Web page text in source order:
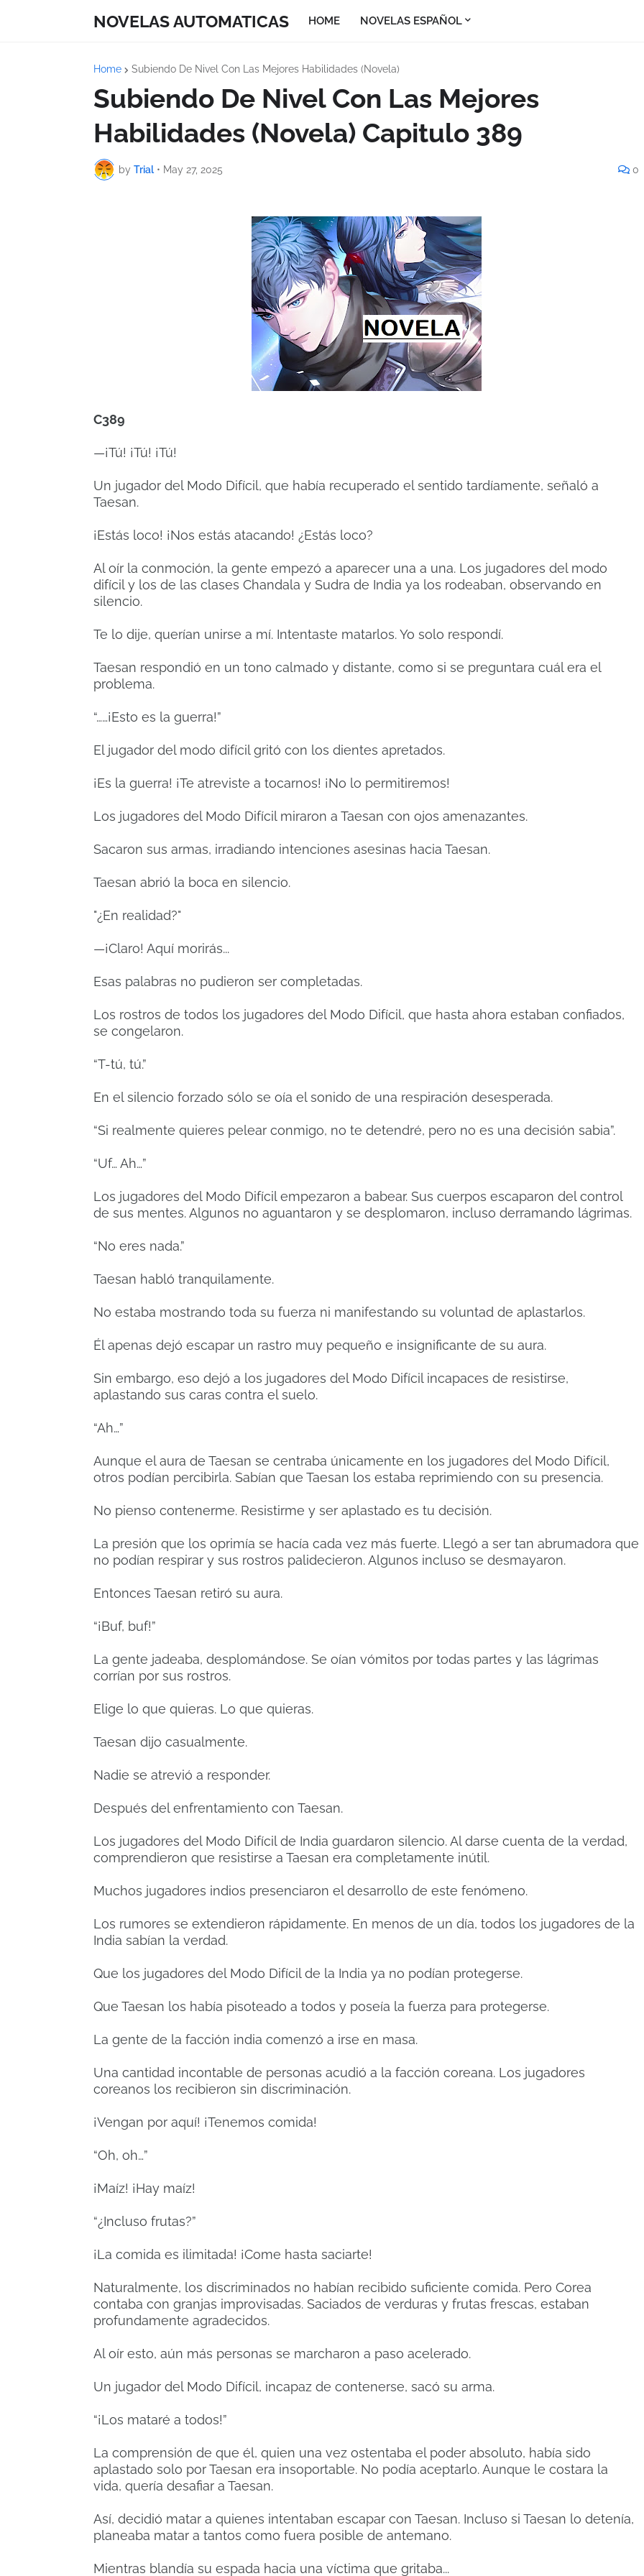
NOVELAS AUTOMATICAS HOME NOVELAS ESPAÑOL
Home Subiendo De Nivel Con Las Mejores Habilidades (Novela)
Subiendo De Nivel Con Las Mejores
Habilidades (Novela) Capitulo 389
by Trial • May 27, 2025 0
C389
—¡Tú! ¡Tú! ¡Tú!
Un jugador del Modo Difícil, que había recuperado el sentido tardíamente, señaló a
Taesan.
¡Estás loco! ¡Nos estás atacando! ¿Estás loco?
Al oír la conmoción, la gente empezó a aparecer una a una. Los jugadores del modo
difícil y los de las clases Chandala y Sudra de India ya los rodeaban, observando en
silencio.
Te lo dije, querían unirse a mí. Intentaste matarlos. Yo solo respondí.
Taesan respondió en un tono calmado y distante, como si se preguntara cuál era el
problema.
“……¡Esto es la guerra!”
El jugador del modo difícil gritó con los dientes apretados.
¡Es la guerra! ¡Te atreviste a tocarnos! ¡No lo permitiremos!
Los jugadores del Modo Difícil miraron a Taesan con ojos amenazantes.
Sacaron sus armas, irradiando intenciones asesinas hacia Taesan.
Taesan abrió la boca en silencio.
"¿En realidad?"
—¡Claro! Aquí morirás...
Esas palabras no pudieron ser completadas.
Los rostros de todos los jugadores del Modo Difícil, que hasta ahora estaban confiados,
se congelaron.
“T-tú, tú.”
En el silencio forzado sólo se oía el sonido de una respiración desesperada.
“Si realmente quieres pelear conmigo, no te detendré, pero no es una decisión sabia”.
“Uf… Ah…”
Los jugadores del Modo Difícil empezaron a babear. Sus cuerpos escaparon del control
de sus mentes. Algunos no aguantaron y se desplomaron, incluso derramando lágrimas.
“No eres nada.”
Taesan habló tranquilamente.
No estaba mostrando toda su fuerza ni manifestando su voluntad de aplastarlos.
Él apenas dejó escapar un rastro muy pequeño e insignificante de su aura.
Sin embargo, eso dejó a los jugadores del Modo Difícil incapaces de resistirse,
aplastando sus caras contra el suelo.
“Ah…”
Aunque el aura de Taesan se centraba únicamente en los jugadores del Modo Difícil,
otros podían percibirla. Sabían que Taesan los estaba reprimiendo con su presencia.
No pienso contenerme. Resistirme y ser aplastado es tu decisión.
La presión que los oprimía se hacía cada vez más fuerte. Llegó a ser tan abrumadora que
no podían respirar y sus rostros palidecieron. Algunos incluso se desmayaron.
Entonces Taesan retiró su aura.
“¡Buf, buf!”
La gente jadeaba, desplomándose. Se oían vómitos por todas partes y las lágrimas
corrían por sus rostros.
Elige lo que quieras. Lo que quieras.
Taesan dijo casualmente.
Nadie se atrevió a responder.
Después del enfrentamiento con Taesan.
Los jugadores del Modo Difícil de India guardaron silencio. Al darse cuenta de la verdad,
comprendieron que resistirse a Taesan era completamente inútil.
Muchos jugadores indios presenciaron el desarrollo de este fenómeno.
Los rumores se extendieron rápidamente. En menos de un día, todos los jugadores de la
India sabían la verdad.
Que los jugadores del Modo Difícil de la India ya no podían protegerse.
Que Taesan los había pisoteado a todos y poseía la fuerza para protegerse.
La gente de la facción india comenzó a irse en masa.
Una cantidad incontable de personas acudió a la facción coreana. Los jugadores
coreanos los recibieron sin discriminación.
¡Vengan por aquí! ¡Tenemos comida!
“Oh, oh…”
¡Maíz! ¡Hay maíz!
“¿Incluso frutas?”
¡La comida es ilimitada! ¡Come hasta saciarte!
Naturalmente, los discriminados no habían recibido suficiente comida. Pero Corea
contaba con granjas improvisadas. Saciados de verduras y frutas frescas, estaban
profundamente agradecidos.
Al oír esto, aún más personas se marcharon a paso acelerado.
Un jugador del Modo Difícil, incapaz de contenerse, sacó su arma.
“¡Los mataré a todos!”
La comprensión de que él, quien una vez ostentaba el poder absoluto, había sido
aplastado solo por Taesan era insoportable. No podía aceptarlo. Aunque le costara la
vida, quería desafiar a Taesan.
Así, decidió matar a quienes intentaban escapar con Taesan. Incluso si Taesan lo detenía,
planeaba matar a tantos como fuera posible de antemano.
Mientras blandía su espada hacia una víctima que gritaba...